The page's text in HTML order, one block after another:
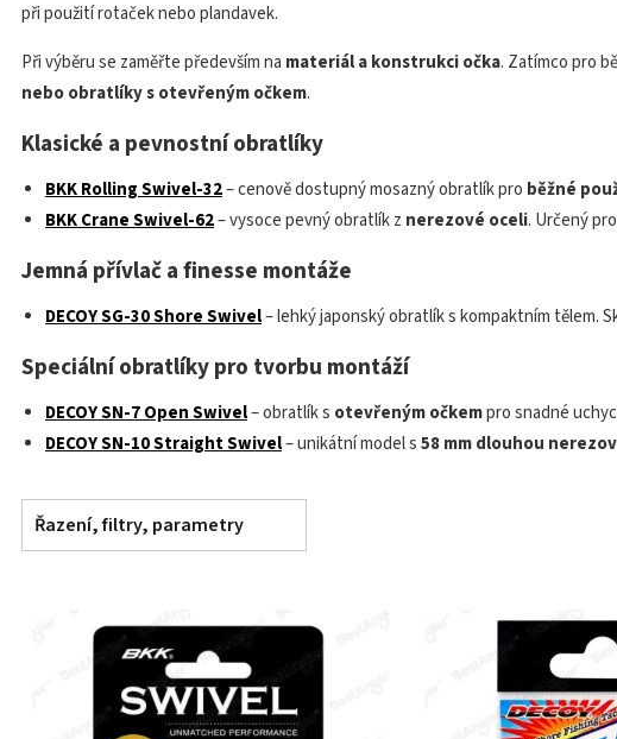
při použití rotaček nebo plandavek.
Při výběru se zaměřte především na materiál a konstrukci očka. Zatímco pro
nebo obratlíky s otevřeným očkem.
Klasické a pevnostní obratlíky
BKK Rolling Swivel-32– cenově dostupný mosazný obratlík pro běžné
BKK Crane Swivel-62– vysoce pevný obratlík z nerezové oceli. Určený pro
Jemná přívlač a finesse montáže
DECOY SG-30 Shore Swivel– lehký japonský obratlík s kompaktním tělem.
Speciální obratlíky pro tvorbu montáží
DECOY SN-7 Open Swivel– obratlík s otevřeným očkempro snadné
DECOY SN-10 Straight Swivel– unikátní model s58 mm dlouhou
Řazení, filtry, parametry